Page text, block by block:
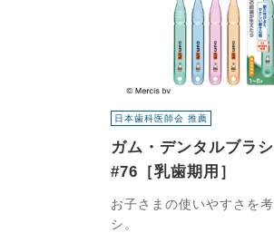
日本歯科医師会 推薦
ガム・デンタルブラ
#76［乳歯期用］
お子さまの使いやすさを
シ。